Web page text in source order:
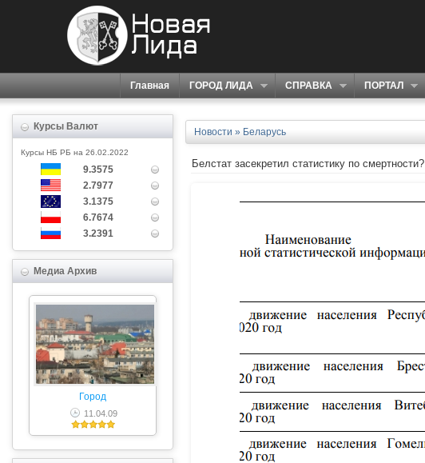
Главная ГОРОД ЛИДА СПРАВКА ПОРТАЛ
Курсы Валют
Курсы НБ РБ на 26.02.2022
9.3575
2.7977
3.1375
6.7674
3.2391
Медиа Архив
Город
11.04.09
Новости » Беларусь
Белстат засекретил статистику по смертности?